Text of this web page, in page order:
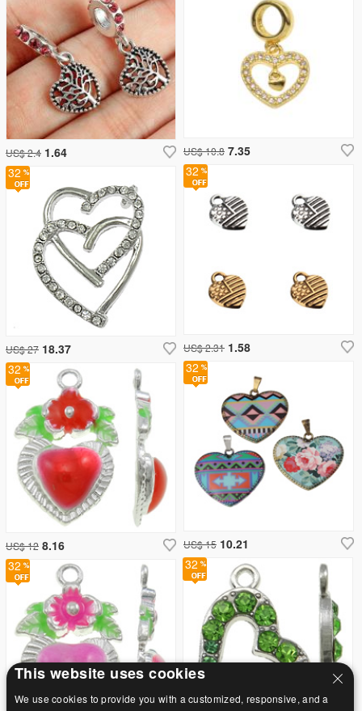
US$ 10.8 7.35
US$ 2.4 1.64
32
US$ 2.31 1.58
32
US$ 15 10.21
32
US$ 27 18.37
32
32
US$ 12 8.16
32
This website uses cookies
We use cookies to provide you with a customized, responsive, and a